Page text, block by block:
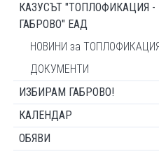
КАЗУСЪТ "ТОПЛОФИКАЦИЯ -
ГАБРОВО" ЕАД
НОВИНИ за
ДОКУМЕНТИ
ИЗБИРАМ ГАБРОВО!
КАЛЕНДАР
ОБЯВИ